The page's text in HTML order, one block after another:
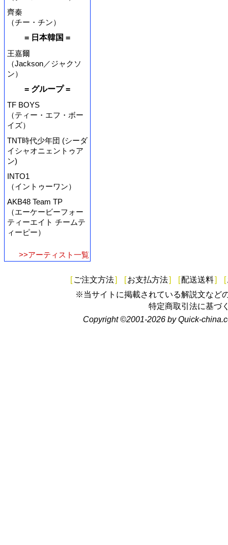
齊秦
（チー・チン）
= 日本韓国 =
王嘉爾
（Jackson／ジャクソ
ン）
= グループ =
TF BOYS
（ティー・エフ・ボー
イズ）
TNT時代少年団 (シーダ
イシャオニェントゥア
ン)
INTO1
（イントゥーワン）
AKB48 Team TP
（エーケービーフォー
ティーエイト チームテ
ィーピー）
>>アーティスト一覧
[ ご注文方法] [お支払方法] [配送送料] [
※当サイトに掲載されている解説文など
特定商取引法に基づ
Copyright ©2001-2026 by Quick-